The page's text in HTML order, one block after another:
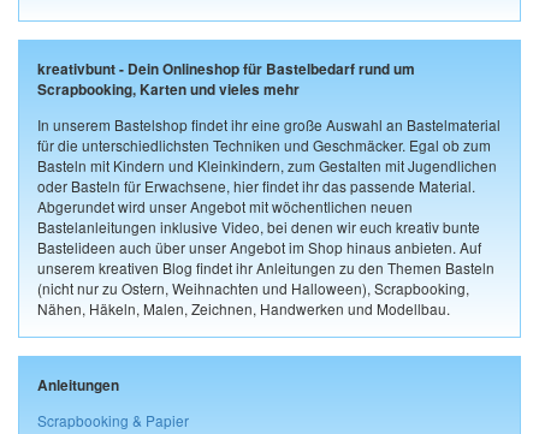
kreativbunt - Dein Onlineshop für Bastelbedarf rund um
Scrapbooking, Karten und vieles mehr
In unserem Bastelshop findet ihr eine große Auswahl an Bastelmaterial
für die unterschiedlichsten Techniken und Geschmäcker. Egal ob zum
Basteln mit Kindern und Kleinkindern, zum Gestalten mit Jugendlichen
oder Basteln für Erwachsene, hier findet ihr das passende Material.
Abgerundet wird unser Angebot mit wöchentlichen neuen
Bastelanleitungen inklusive Video, bei denen wir euch kreativ bunte
Bastelideen auch über unser Angebot im Shop hinaus anbieten. Auf
unserem kreativen Blog findet ihr Anleitungen zu den Themen Basteln
(nicht nur zu Ostern, Weihnachten und Halloween), Scrapbooking,
Nähen, Häkeln, Malen, Zeichnen, Handwerken und Modellbau.
Anleitungen
Scrapbooking & Papier